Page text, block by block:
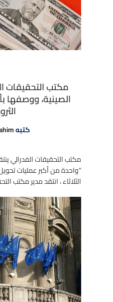
مكتب التحقيقات
الصينية، ووصفها
كتبه
مكتب التحقيقات الفدرالي
“واحدة من أكبر عمليات
الثلاثاء ، انتقد مدير مكتب